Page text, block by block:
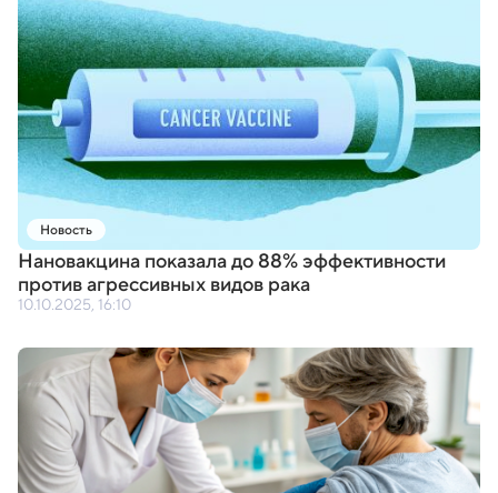
Новость
Нановакцина показала до 88% эффективности
против агрессивных видов рака
10.10.2025, 16:10